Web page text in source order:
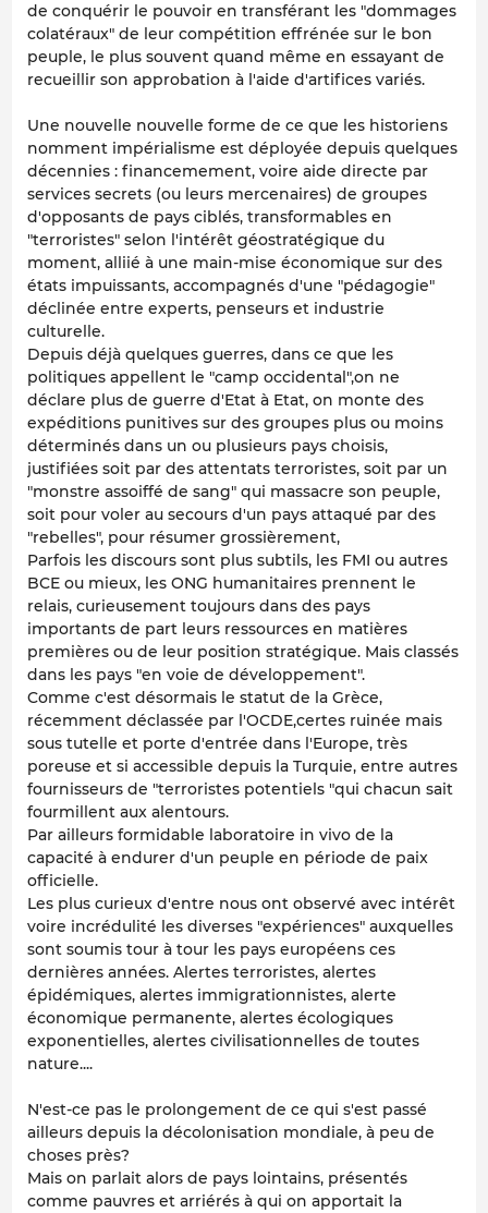
de conquérir le pouvoir en transférant les "dommages
colatéraux" de leur compétition effrénée sur le bon
peuple, le plus souvent quand même en essayant de
recueillir son approbation à l'aide d'artifices variés.
Une nouvelle nouvelle forme de ce que les historiens
nomment impérialisme est déployée depuis quelques
décennies : financemement, voire aide directe par
services secrets (ou leurs mercenaires) de groupes
d'opposants de pays ciblés, transformables en
"terroristes" selon l'intérêt géostratégique du
moment, alliié à une main-mise économique sur des
états impuissants, accompagnés d'une "pédagogie"
déclinée entre experts, penseurs et industrie
culturelle.
Depuis déjà quelques guerres, dans ce que les
politiques appellent le "camp occidental",on ne
déclare plus de guerre d'Etat à Etat, on monte des
expéditions punitives sur des groupes plus ou moins
déterminés dans un ou plusieurs pays choisis,
justifiées soit par des attentats terroristes, soit par un
"monstre assoiffé de sang" qui massacre son peuple,
soit pour voler au secours d'un pays attaqué par des
"rebelles", pour résumer grossièrement,
Parfois les discours sont plus subtils, les FMI ou autres
BCE ou mieux, les ONG humanitaires prennent le
relais, curieusement toujours dans des pays
importants de part leurs ressources en matières
premières ou de leur position stratégique. Mais classés
dans les pays "en voie de développement".
Comme c'est désormais le statut de la Grèce,
récemment déclassée par l'OCDE,certes ruinée mais
sous tutelle et porte d'entrée dans l'Europe, très
poreuse et si accessible depuis la Turquie, entre autres
fournisseurs de "terroristes potentiels "qui chacun sait
fourmillent aux alentours.
Par ailleurs formidable laboratoire in vivo de la
capacité à endurer d'un peuple en période de paix
officielle.
Les plus curieux d'entre nous ont observé avec intérêt
voire incrédulité les diverses "expériences" auxquelles
sont soumis tour à tour les pays européens ces
dernières années. Alertes terroristes, alertes
épidémiques, alertes immigrationnistes, alerte
économique permanente, alertes écologiques
exponentielles, alertes civilisationnelles de toutes
nature....
N'est-ce pas le prolongement de ce qui s'est passé
ailleurs depuis la décolonisation mondiale, à peu de
choses près?
Mais on parlait alors de pays lointains, présentés
comme pauvres et arriérés à qui on apportait la